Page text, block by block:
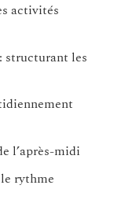
activités
les
l’après-midi
rythme